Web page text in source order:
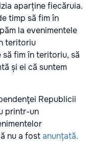
aparține fiecăruia.
timp să fim în
la evenimentele
teritoriu
fim în teritoriu, să
și ei că suntem
Republicii
printr-un
nu a fostanunțată.